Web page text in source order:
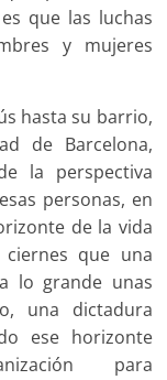
que las luchas
y mujeres
hasta su barrio,
de Barcelona,
la perspectiva
personas, en
de la vida
que una
lo grande unas
una dictadura
ese horizonte
para